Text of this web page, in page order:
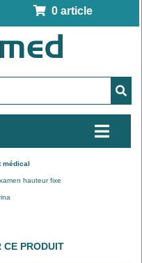
0 article
médical
hauteur fixe
CE PRODUIT